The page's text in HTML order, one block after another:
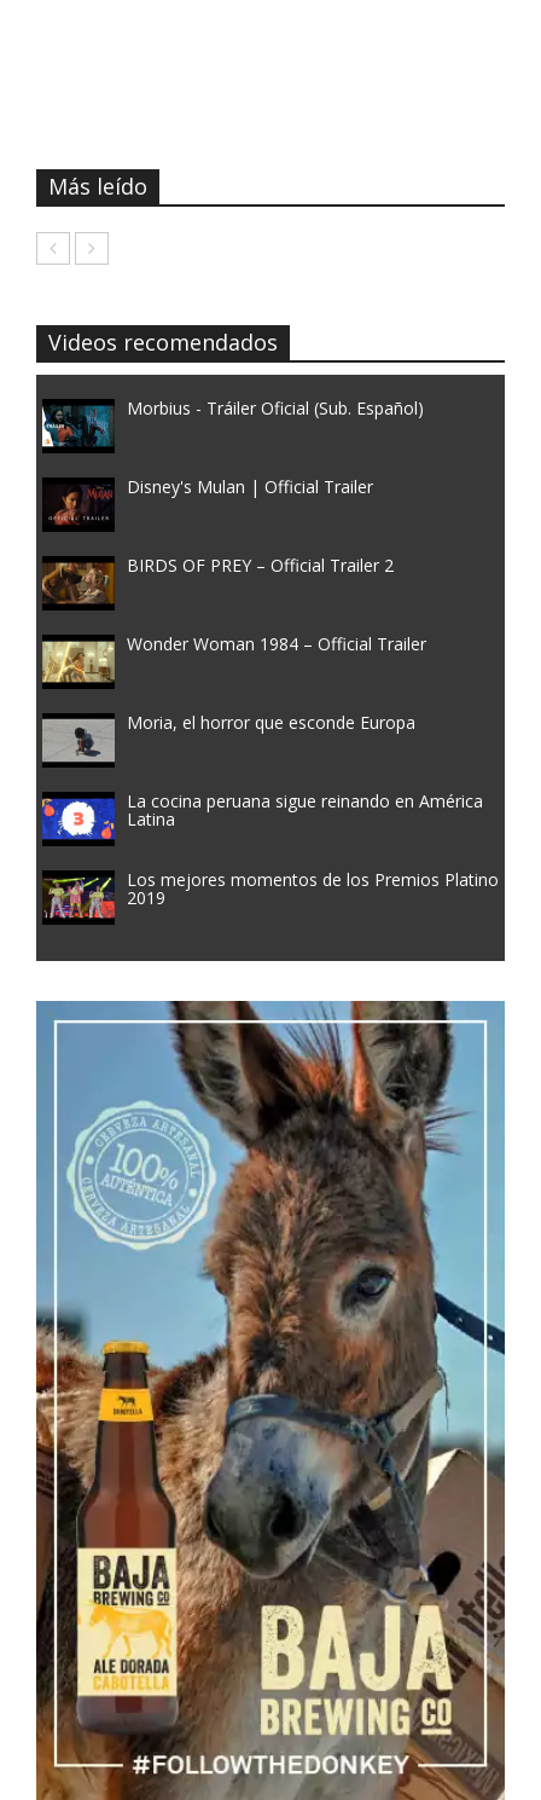
Más leído
Videos recomendados
Morbius - Tráiler Oficial (Sub. Español)
Disney's Mulan | Official Trailer
BIRDS OF PREY – Official Trailer 2
Wonder Woman 1984 – Official Trailer
Moria, el horror que esconde Europa
La cocina peruana sigue reinando en América
Latina
Los mejores momentos de los Premios Platino
2019